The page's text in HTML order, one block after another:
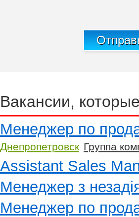
Вакансии,
Менеджер по
Днепропетровск Группа
Assistant Sales
Менеджер з
Менеджер по